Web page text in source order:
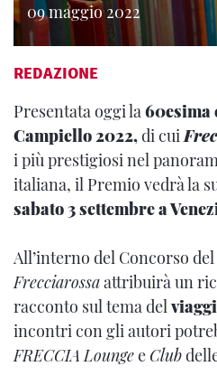
09 maggio 2022
REDAZIONE
Presentata oggi la60esima
Campiello 2022,di cui
i più prestigiosi nel
italiana, il Premio vedrà la
sabato 3 settembre a
All’interno del Concorso del
Frecciarossaattribuirà un
racconto sul tema del
incontri con gli autori
FRECCIA Loungee Club